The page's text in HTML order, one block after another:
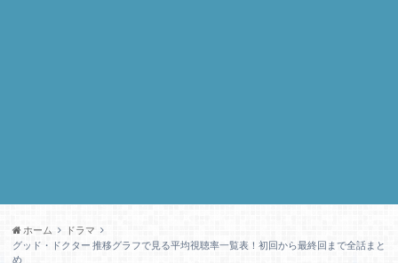
ホーム
ドラマ
グッド・ドクター 推移グラフで見る平均視聴率一覧表！初回から最終回まで全話まと
め